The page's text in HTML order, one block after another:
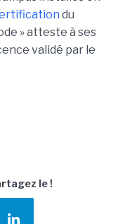
du
» atteste à ses
validé par le
le !